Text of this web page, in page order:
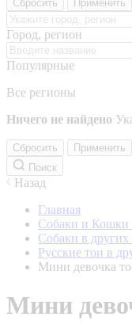
Сбросить Применить
Город, регион
Популярные
Все регионы
Ничего не найдено
Сбросить
Применить
Поиск
Назад
Главная
Собаки и Кошки
Собаки в других
Русские тои в
Мини девочка
Мини